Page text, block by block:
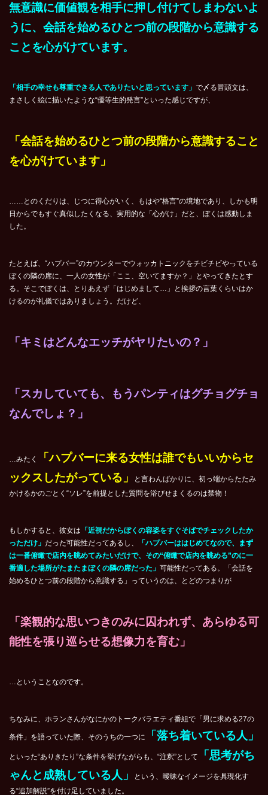
無意識に価値観を相手に押し付けてしまわないよ
うに、会話を始めるひとつ前の段階から意識する
ことを心がけています。
「相手の幸せも尊重できる人でありたいと思っています」 で〆る冒頭文は、
まさしく絵に描いたような“優等生的発言”といった感じですが、
「会話を始めるひとつ前の段階から意識すること
を心がけています」
……とのくだりは、じつに得心がいく、もはや“格言”の境地であり、しかも明
日からでもすぐ真似したくなる、実用的な「心がけ」だと、ぼくは感動しま
した。
たとえば、“ハプバー”のカウンターでウォッカトニックをチビチビやっている
ぼくの隣の席に、一人の女性が「ここ、空いてますか？」とやってきたとす
る。そこでぼくは、とりあえず「はじめまして…」と挨拶の言葉くらいはか
けるのが礼儀ではありましょう。だけど、
「キミはどんなエッチがヤリたいの？」
「スカしていても、もうパンティはグチョグチョ
なんでしょ？」
…みたく
「ハプバーに来る女性は誰でもいいからセ
ックスしたがっている」
と言わんばかりに、初っ端からたたみ
かけるかのごとく“ソレ”を前提とした質問を浴びせまくるのは禁物！
もしかすると、彼女は 「近視だからぼくの容姿をすぐそばでチェックしたか
っただけ」 だった可能性だってあるし、
「ハプバーははじめてなので、まず
は一番俯瞰で店内を眺めてみたいだけで、その“俯瞰で店内を眺める”のに一
番適した場所がたまたまぼくの隣の席だった」 可能性だってある。「会話を
始めるひとつ前の段階から意識する」っていうのは、とどのつまりが
「楽観的な思いつきのみに囚われず、あらゆる可
能性を張り巡らせる想像力を育む」
…ということなのです。
ちなみに、ホランさんがなにかのトークバラエティ番組で「男に求める27の
条件」を語っていた際、そのうちの一つに 「落ち着いている人」
といった“ありきたり”な条件を挙げながらも、“注釈”として
「思考がち
ゃんと成熟している人」
という、曖昧なイメージを具現化す
る“追加解説”を付け足していました。